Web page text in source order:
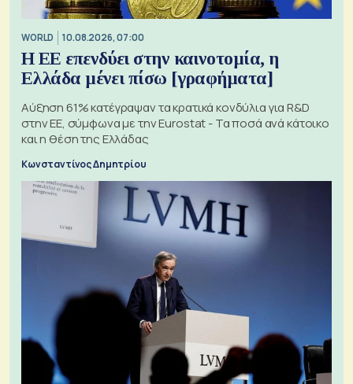
WORLD 10.08.2026, 07:00
Η ΕΕ επενδύει στην καινοτομία, η
Ελλάδα μένει πίσω [γραφήματα]
Αύξηση 61% κατέγραψαν τα κρατικά κονδύλια για R&D
στην ΕΕ, σύμφωνα με την Eurostat - Τα ποσά ανά κάτοικο
και η θέση της Ελλάδας
Κωνσταντίνος Δημητρίου